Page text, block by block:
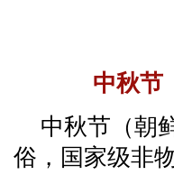
中秋节
中秋节（朝
俗，国家级非